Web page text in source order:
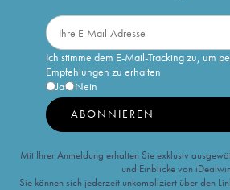
Ich stimme dem E-Mail-Tracking zu, um
Empfehlungen zu erhalten
Ja
Nein
ABONNIEREN
Mit Ihrer Anmeldung erhalten Sie exklusiv
und Einblicke von
Sie können sich jederzeit unkompliziert über den